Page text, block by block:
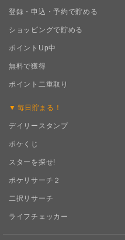
登録・申込・予約で貯める
ショッピングで貯める
ポイントUp中
無料で獲得
ポイント二重取り
毎日 貯まる！
デイリースタンプ
ポケくじ
スターを探せ!
ポケリサーチ２
二択リサーチ
ライフチェッカー